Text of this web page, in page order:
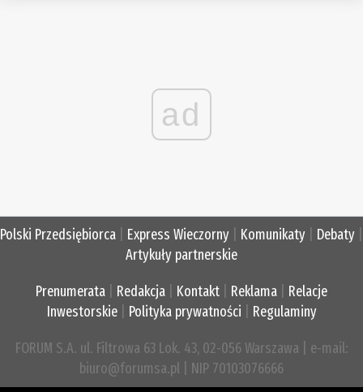
ad
Polski Przedsiębiorca Express Wieczorny Komunikaty Debaty
Artykuły partnerskie
Prenumerata Redakcja Kontakt Reklama
Relacje
Inwestorskie| Polityka prywatności Regulaminy
FORUM S.A. ul. Filtrowa 63 Lok. 43, 02-056 Warszawa | e-mail:
biuro@forumsa.pl | NIP 70103076666